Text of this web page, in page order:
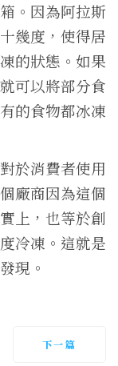
。因為阿拉斯
幾度，使得居
的狀態。如果
可以將部分食
的食物都冰凍
於消費者使用
廠商因為這個
上，也等於創
冷凍。這就是
現。
下一篇